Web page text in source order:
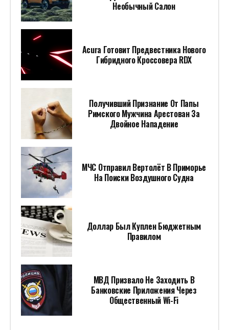
Необычный Салон
Acura Готовит Предвестника Нового
Гибридного Кроссовера RDX
Получивший Признание От Папы
Римского Мужчина Арестован За
Двойное Нападение
МЧС Отправил Вертолёт В Приморье
На Поиски Воздушного Судна
Доллар Был Куплен Бюджетным
Правилом
МВД Призвало Не Заходить В
Банковские Приложения Через
Общественный Wi-Fi